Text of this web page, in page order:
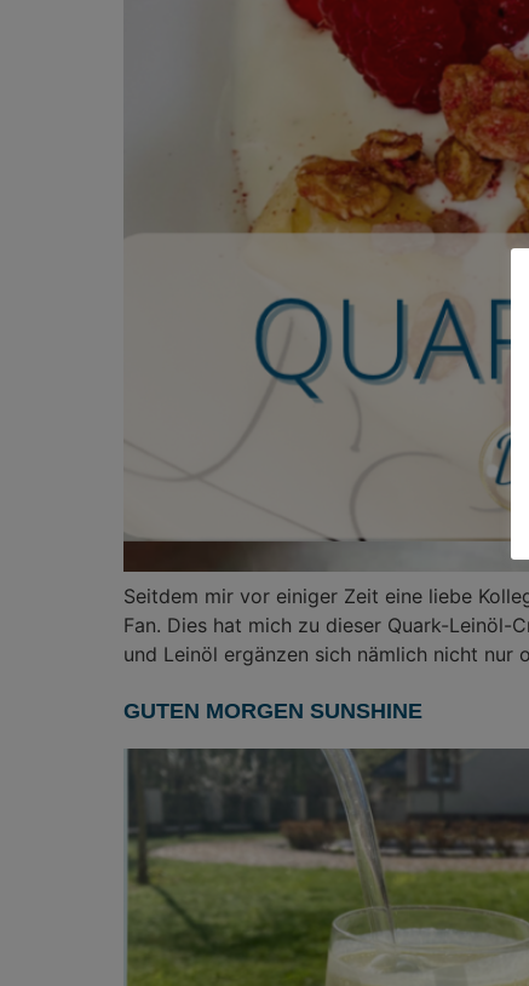
Seitdem mir vor einiger Zeit eine liebe
Fan. Dies hat mich zu dieser Quark-Leinöl-
und Leinöl ergänzen sich nämlich nicht nur
GUTEN MORGEN SUNSHINE